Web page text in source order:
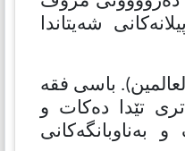
شەیتاندا
باسی فقه
تێدا دەكات و
بەناوبانگەكانی